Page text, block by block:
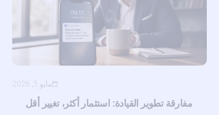
مايو 5, 2026
مفارقة تطوير القيادة: استثمار أكثر، تغيير أقل